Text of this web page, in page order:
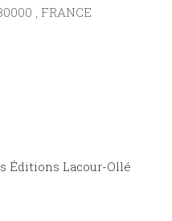
, FRANCE
Éditions Lacour-Ollé